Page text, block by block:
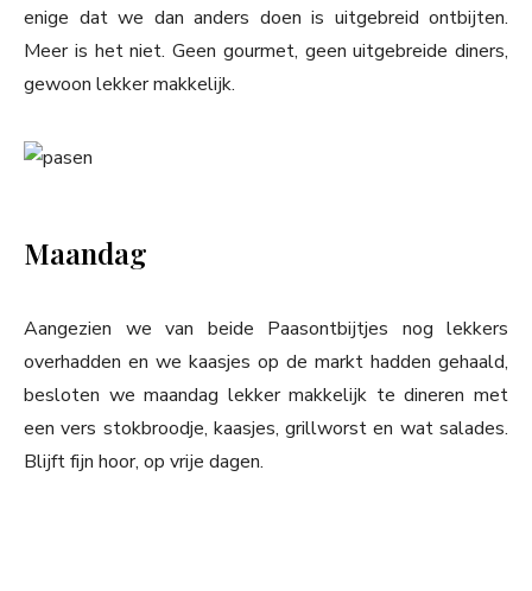
enige dat we dan anders doen is uitgebreid ontbijten.
Meer is het niet. Geen gourmet, geen uitgebreide diners,
gewoon lekker makkelijk.
Maandag
Aangezien we van beide Paasontbijtjes nog lekkers
overhadden en we kaasjes op de markt hadden gehaald,
besloten we maandag lekker makkelijk te dineren met
een vers stokbroodje, kaasjes, grillworst en wat salades.
Blijft fijn hoor, op vrije dagen.